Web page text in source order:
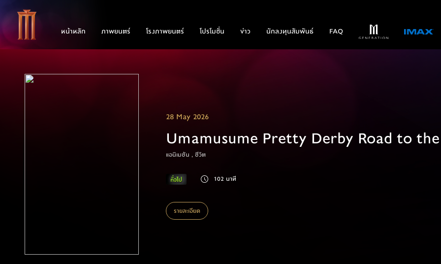
หน้าหลัก ภาพยนตร์ โรงภาพยนตร์ โปรโมชั่น ข่าว นักลงทุนสัมพันธ์ FAQ
28 May 2026
Umamusume Pretty Derby Road to
แอนิเมชัน , ชีวิต
102 นาที
รายละเอียด